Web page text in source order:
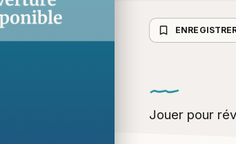
bookmark_border
Jouer pour